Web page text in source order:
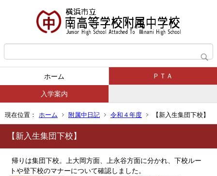
ホーム ＰＴＡ
入学案内
現在位置： ホーム 附属中日記 令和４年度 【新入生集団下校】
【新入生集団下校】
帰りは集団下校。上大岡方面、上永谷方面に分かれ、下校ルー
トや登下校のマナーについて確認しました。